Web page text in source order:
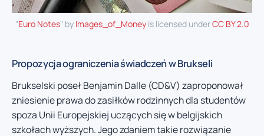
"Euro Notes" by Images_of_Moneyis licensed underCC BY 2.0
Propozycja ograniczenia świadczeń w Brukseli
Brukselski poseł Benjamin Dalle (CD&V) zaproponował
zniesienie prawa do zasiłków rodzinnych dla studentów
spoza Unii Europejskiej uczących się w belgijskich
szkołach wyższych. Jego zdaniem takie rozwiązanie